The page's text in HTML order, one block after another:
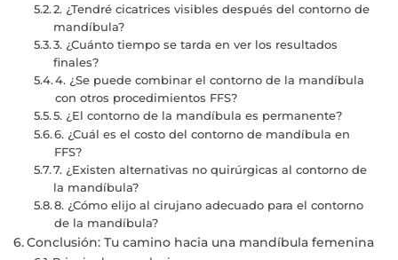
2. ¿Tendré cicatrices visibles después del contorno de
mandíbula?
3. ¿Cuánto tiempo se tarda en ver los resultados
finales?
4. ¿Se puede combinar el contorno de la mandíbula
con otros procedimientos FFS?
5. ¿El contorno de la mandíbula es permanente?
6. ¿Cuál es el costo del contorno de mandíbula en
FFS?
7. ¿Existen alternativas no quirúrgicas al contorno de
la mandíbula?
8. ¿Cómo elijo al cirujano adecuado para el contorno
de la mandíbula?
Conclusión: Tu camino hacia una mandíbula femenina